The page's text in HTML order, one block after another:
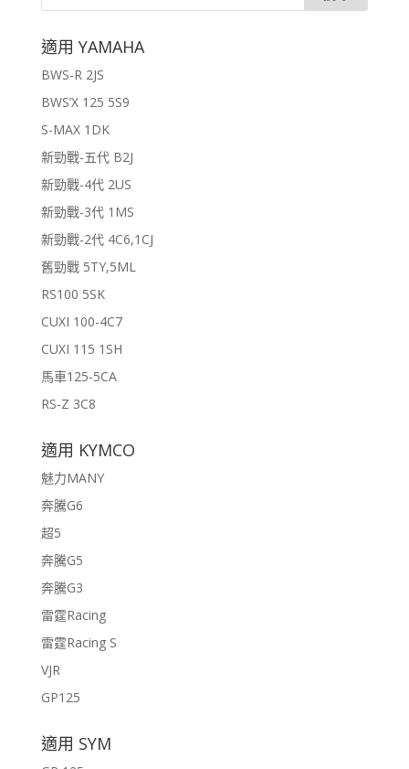
適用 YAMAHA
BWS-R 2JS
BWS’X 125 5S9
S-MAX 1DK
新勁戰-五代 B2J
新勁戰-4代 2US
新勁戰-3代 1MS
新勁戰-2代 4C6,1CJ
舊勁戰 5TY,5ML
RS100 5SK
CUXI 100-4C7
CUXI 115 1SH
馬車125-5CA
RS-Z 3C8
適用 KYMCO
魅力MANY
奔騰G6
超5
奔騰G5
奔騰G3
雷霆Racing
雷霆Racing S
VJR
GP125
適用 SYM